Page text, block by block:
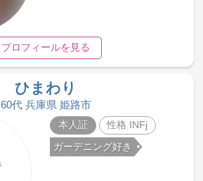
プロフィールを見る
ひまわり
60代 兵庫県 姫路市
本人証 性格 INFj
ガーデニング好き